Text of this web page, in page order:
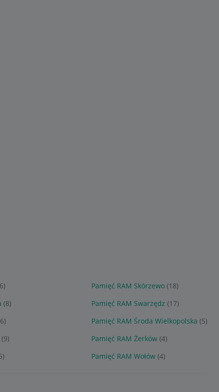
Pamięć RAM Skórzewo (18)
(8) Pamięć RAM Swarzędz (17)
Pamięć RAM Środa Wielkopolska (5)
(9) Pamięć RAM Żerków (4)
Pamięć RAM Wołów (4)